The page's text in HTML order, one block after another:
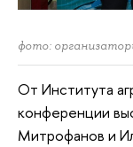
фото:
От Института
конференции
Митрофанов и